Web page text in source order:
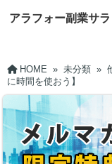
アラフォー副業サ
HOME » 未分類 »
に時間を使おう】